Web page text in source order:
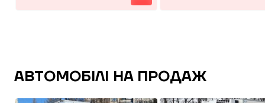
АВТОМОБІЛІ НА ПРОДАЖ